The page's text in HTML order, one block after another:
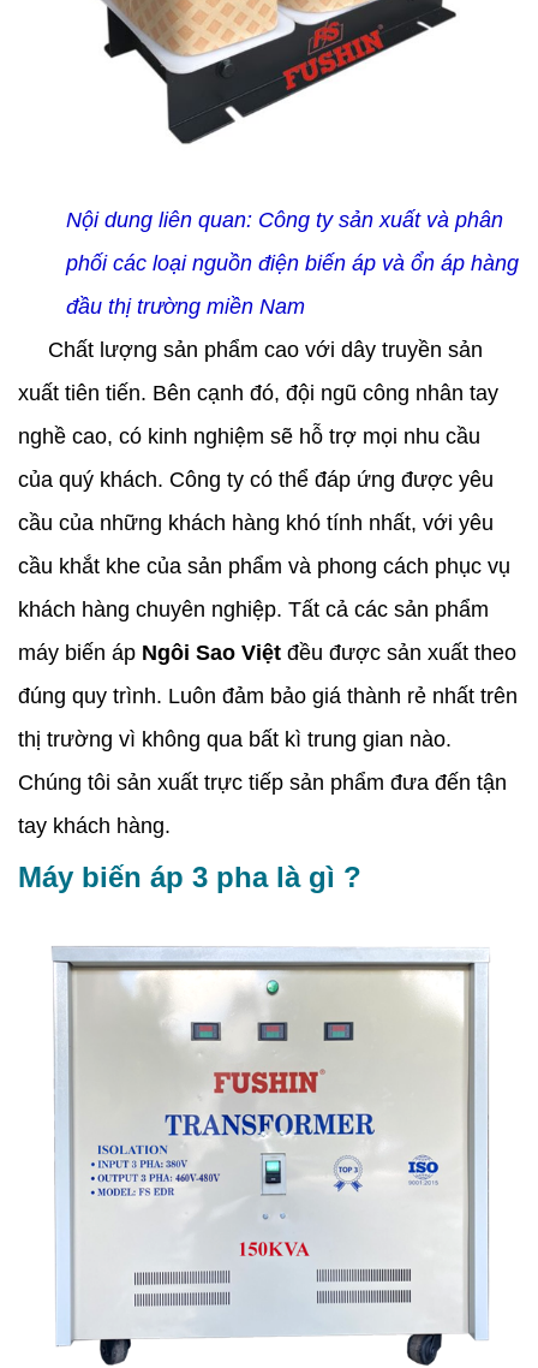
Nội dung liên quan: Công ty sản xuất và phân
phối các loại nguồn điện biến áp và ổn áp hàng
đầu thị trường miền Nam
Chất lượng sản phẩm cao với dây truyền sản
xuất tiên tiến. Bên cạnh đó, đội ngũ công nhân tay
nghề cao, có kinh nghiệm sẽ hỗ trợ mọi nhu cầu
của quý khách. Công ty có thể đáp ứng được yêu
cầu của những khách hàng khó tính nhất, với yêu
cầu khắt khe của sản phẩm và phong cách phục vụ
khách hàng chuyên nghiệp. Tất cả các sản phẩm
máy biến áp Ngôi Sao Việt đều được sản xuất theo
đúng quy trình. Luôn đảm bảo giá thành rẻ nhất trên
thị trường vì không qua bất kì trung gian nào.
Chúng tôi sản xuất trực tiếp sản phẩm đưa đến tận
tay khách hàng.
Máy biến áp 3 pha là gì ?